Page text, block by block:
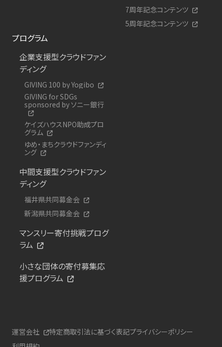
7周年記念コンテンツ
5周年記念コンテンツ
プログラム
企業支援型クラウドファン
ディング
GIVING 100 by Yogibo
GIVING for SDGs
sponsored by ソニー銀行
ケイズハウスNPO助成プロ
グラム
ゆめ・まちクラウドファンディ
ング
中間支援型クラウドファン
ディング
福井県共同募金会
新潟県共同募金会
マンスリー寄付挑戦プログ
ラム
小さな団体の寄付募集応
援プログラム
運営会社 特定商取引法に基づく表記プライバシーポリシー